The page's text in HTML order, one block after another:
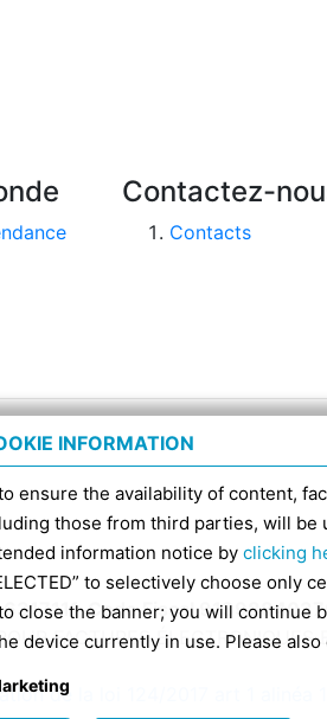
Contactez-
Contacts
Code Fiscal
FACTURES ÉLECTRONIQUES
de la loi 124/2017 art 1 alinéa
INFORMATION
ensure the availability of content,
those from third parties, will
information notice by clicking
to selectively choose only
close the banner; you will continue
device currently in use. Please